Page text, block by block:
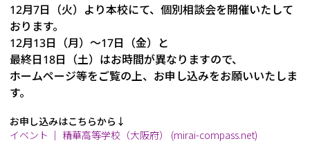
12月7日（火）より本校にて、個別相談会を開催いたして
おります。
12月13日（月）～17日（金）と
最終日18日（土）はお時間が異なりますので、
ホームページ等をご覧の上、お申し込みをお願いいたしま
す。
お申し込みはこちらから↓
イベント ｜ 精華高等学校（大阪府） (mirai-compass.net)